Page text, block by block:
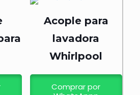
Acople para
lavadora
Whirlpool
Comprar por